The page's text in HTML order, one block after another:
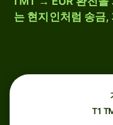
는 현지인처럼 송금
T1